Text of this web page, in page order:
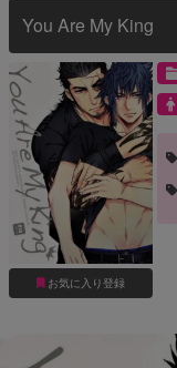
You Are My King
お気に入り登録